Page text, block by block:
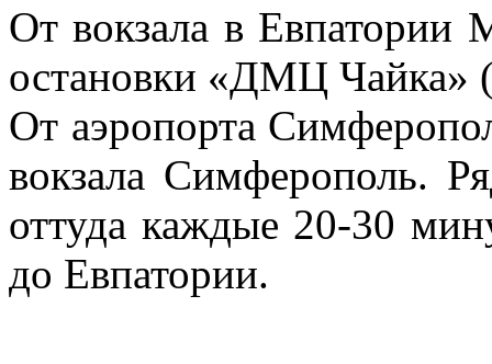
От вокзала в Евпатории
остановки «ДМЦ Чайка»
От аэропорта
вокзала Симферополь.
оттуда каждые 20-30
до Евпатории.